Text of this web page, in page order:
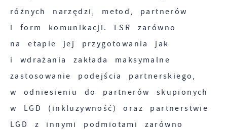
różnych narzędzi, metod, partnerów
i form komunikacji. LSR zarówno
na etapie jej przygotowania jak
i wdrażania zakłada maksymalne
zastosowanie podejścia partnerskiego,
w odniesieniu do partnerów skupionych
w LGD (inkluzywność) oraz partnerstwie
LGD z innymi podmiotami zarówno
Wyrażenie zgody na analityczne pliki cookies
funkcjonalności.
Promocyjne pliki cookies służą do
prezentowania Ci naszych komunikatów na
Twoich zwyczajów dotyczących przeglądanej
witryny internetowej. Treści promocyjne mogą
pojawić się na stronach podmiotów trzecich
lub firm będących naszymi partnerami oraz
innych dostawców usług. Firmy te działają w
charakterze pośredników prezentujących nasze
Więcej